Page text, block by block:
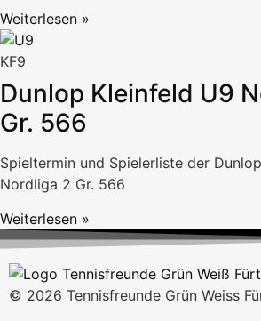
Weiterlesen »
KF9
Dunlop Kleinfeld U9
Gr. 566
Spieltermin und Spielerliste der
Nordliga 2 Gr. 566
Weiterlesen »
© 2026 Tennisfreunde Grün Weiss